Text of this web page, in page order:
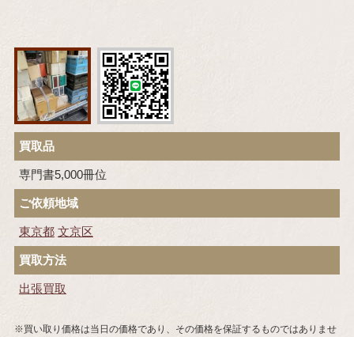
買取品
専門書5,000冊位
ご依頼地域
東京都 文京区
買取方法
出張買取
※買い取り価格は当日の価格であり、その価格を保証するものではありませ